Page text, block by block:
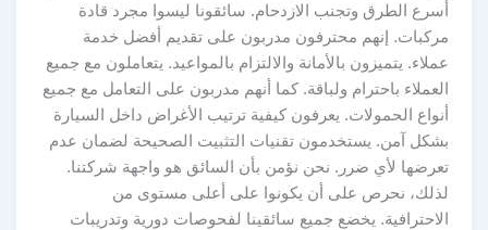
أسرع الطرق وتجنب الازدحام. سائقونا ليسوا مجرد قادة
مركبات. إنهم محترفون مدربون على تقديم أفضل خدمة
عملاء. يتميزون بالأمانة والالتزام بالمواعيد. يتعاملون مع جميع
العملاء باحترام ولباقة. كما أنهم مدربون على التعامل مع جميع
أنواع الحمولات. يعرفون كيفية ترتيب الأغراض داخل السيارة
بشكل آمن. يستخدمون تقنيات التثبيت الصحيحة لضمان عدم
تعرضها لأي ضرر. نحن نؤمن بأن السائق هو واجهة شركتنا.
لذلك، نحرص على أن يكونوا على أعلى مستوى من
الاحترافية. يخضع جميع سائقينا لفحوصات دورية وتدريبات